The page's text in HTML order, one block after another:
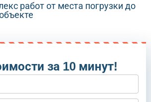
работ от места погрузки до
за 10 минут!